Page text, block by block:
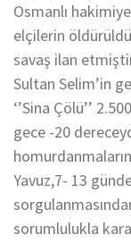
Osmanlı
elçilerin
savaş ilan
Sultan Selim’in
‘’Sina Çölü’’
gece -20
Yavuz,7- 13
sorumlulukla